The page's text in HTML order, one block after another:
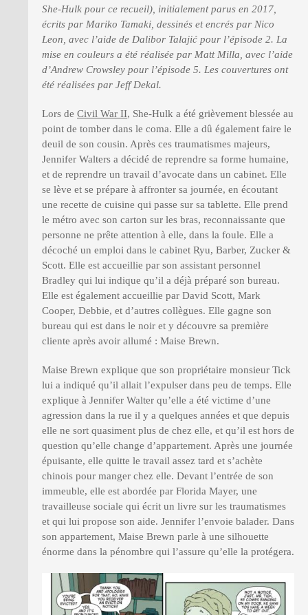
She-Hulk pour ce recueil), initialement parus en 2017,
écrits par Mariko Tamaki, dessinés et encrés par Nico
Leon, avec l’aide de Dalibor Talajić pour l’épisode 2. La
mise en couleurs a été réalisée par Matt Milla, avec l’aide
d’Andrew Crowsley pour l’épisode 5. Les couvertures ont
été réalisées par Jeff Dekal.
Lors de Civil War II, She-Hulk a été grièvement blessée au
point de tomber dans le coma. Elle a dû également faire le
deuil de son cousin. Après ces traumatismes majeurs,
Jennifer Walters a décidé de reprendre sa forme humaine,
et de reprendre un travail d’avocate dans un cabinet. Elle
se lève et se prépare à affronter sa journée, en écoutant
une recette de cuisine qui passe sur sa tablette. Elle prend
le métro avec son carton sur les bras, reconnaissante que
personne ne prête attention à elle, dans la foule. Elle a
décoché un emploi dans le cabinet Ryu, Barber, Zucker &
Scott. Elle est accueillie par son assistant personnel
Bradley qui lui indique qu’il a déjà préparé son bureau.
Elle est également accueillie par David Scott, Mark
Cooper, Debbie, et d’autres collègues. Elle gagne son
bureau qui est dans le noir et y découvre sa première
cliente après avoir allumé : Maise Brewn.
Maise Brewn explique que son propriétaire monsieur Tick
lui a indiqué qu’il allait l’expulser dans peu de temps. Elle
explique à Jennifer Walter qu’elle a été victime d’une
agression dans la rue il y a quelques années et que depuis
elle ne sort quasiment plus de chez elle, et qu’il est hors de
question qu’elle change d’appartement. Après une journée
épuisante, elle quitte le travail assez tard et s’achète
chinois pour manger chez elle. Devant l’entrée de son
immeuble, elle est abordée par Florida Mayer, une
travailleuse sociale qui écrit un livre sur les traumatismes
et qui lui propose son aide. Jennifer l’envoie balader. Dans
son appartement, Maise Brewn parle à une silhouette
énorme dans la pénombre qui l’assure qu’elle la protégera.